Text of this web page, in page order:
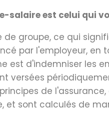
salaire est celui qui
de groupe, ce qui
par l'employeur, en
est d'indemniser les
versées
de
et sont calculés de